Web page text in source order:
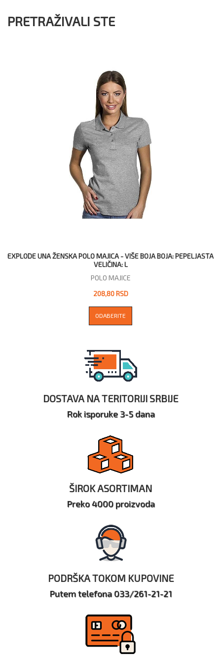
PRETRAŽIVALI STE
EXPLODE UNA ŽENSKA POLO MAJICA - VIŠE BOJA BOJA: PEPELJASTA
VELIČINA: L
POLO MAJICE
208,80 RSD
ODABERITE
DOSTAVA NA TERITORIJI SRBIJE
Rok isporuke 3-5 dana
ŠIROK ASORTIMAN
Preko 4000 proizvoda
PODRŠKA TOKOM KUPOVINE
Putem telefona 033/261-21-21